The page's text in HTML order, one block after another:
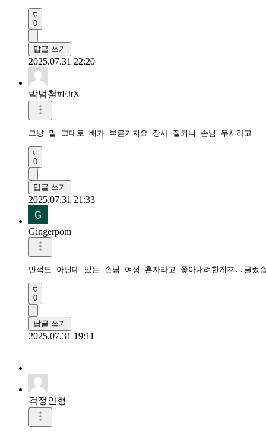
0
답글 쓰기
2025.07.31 22:20
박범철#FJtX
그냥 말 그대로 배가 부른거지요 장사 잘되니 손님 무시하고
0
답글 쓰기
2025.07.31 21:33
Gingerpom
만석도 아닌데 있는 손님 여성 혼자라고 쫒아내려한게ㅉ..글렀
0
답글 쓰기
2025.07.31 19:11
걱정인형